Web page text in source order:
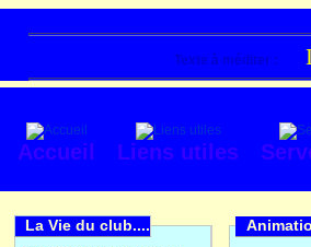
Texte à méditer :
Accueil Liens utiles
La Vie du club....